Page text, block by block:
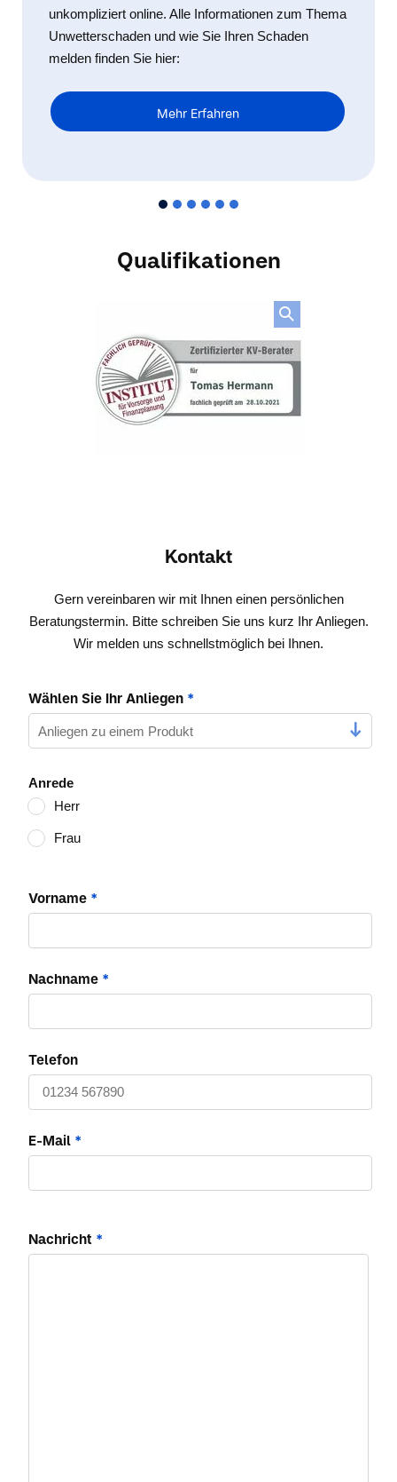
unkompliziert online. Alle Informationen zum Thema
Unwetterschaden und wie Sie Ihren Schaden
melden finden Sie hier:
Mehr Erfahren
Qualifikationen
Kontakt
Gern vereinbaren wir mit Ihnen einen persönlichen
Beratungstermin. Bitte schreiben Sie uns kurz Ihr Anliegen.
Wir melden uns schnellstmöglich bei Ihnen.
Wählen Sie Ihr Anliegen *
Anrede
Herr
Frau
Vorname *
Nachname *
Telefon
E-Mail *
Nachricht *